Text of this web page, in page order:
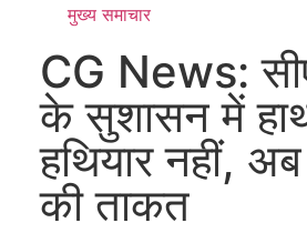
मुख्य समाचार​
CG News:
के सुशासन में
हथियार नहीं,
की ताकत